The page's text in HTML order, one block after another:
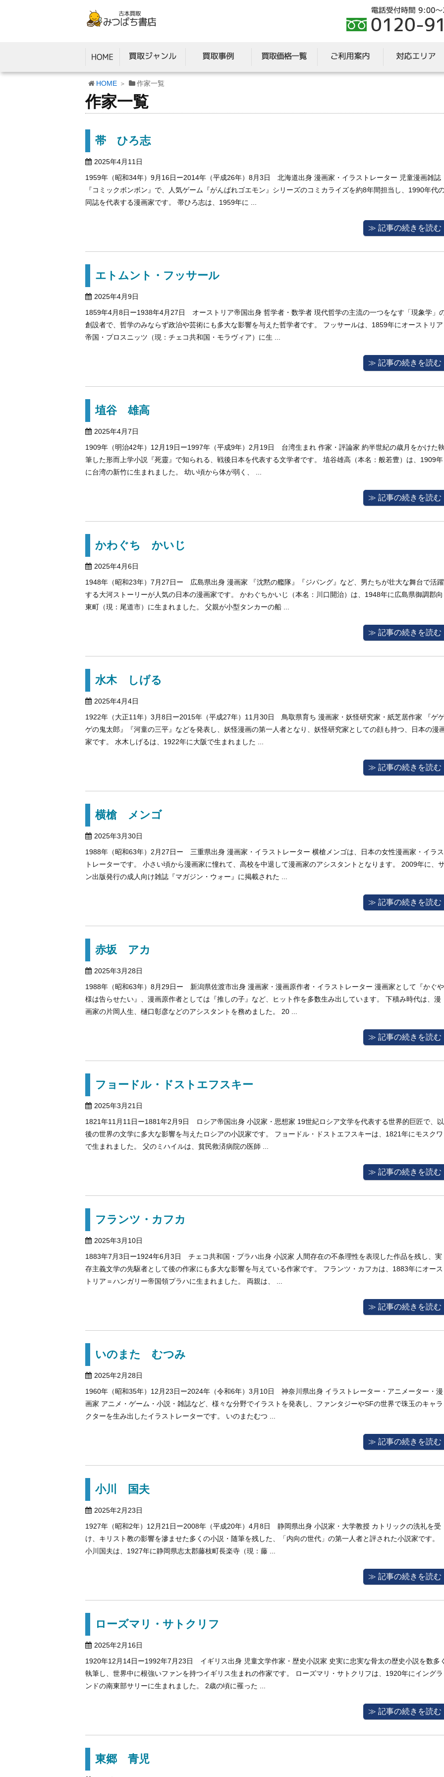
HOME 作家一覧
作家一覧
帯 ひろ志
2025年4月11日
1959年（昭和34年）9月16日ー2014年（平成26年）8月3日 北海道出身 漫画家・イラストレーター 児童漫画雑誌
『コミックボンボン』で、人気ゲーム『がんばれゴエモン』シリーズのコミカライズを約8年間担当し、1990年代
同誌を代表する漫画家です。 帯ひろ志は、1959年に ...
≫ 記事の続きを読む
エトムント・フッサール
2025年4月9日
1859年4月8日ー1938年4月27日 オーストリア帝国出身 哲学者・数学者 現代哲学の主流の一つをなす「現象学」
創設者で、哲学のみならず政治や芸術にも多大な影響を与えた哲学者です。 フッサールは、1859年にオーストリア
帝国・プロスニッツ（現：チェコ共和国・モラヴィア）に生 ...
≫ 記事の続きを読む
埴谷 雄高
2025年4月7日
1909年（明治42年）12月19日ー1997年（平成9年）2月19日 台湾生まれ 作家・評論家 約半世紀の歳月をかけた
筆した形而上学小説『死靈』で知られる、戦後日本を代表する文学者です。 埴谷雄高（本名：般若豊）は、1909年
に台湾の新竹に生まれました。 幼い頃から体が弱く、 ...
≫ 記事の続きを読む
かわぐち かいじ
2025年4月6日
1948年（昭和23年）7月27日ー 広島県出身 漫画家 『沈黙の艦隊』『ジパング』など、男たちが壮大な舞台で活躍
する大河ストーリーが人気の日本の漫画家です。 かわぐちかいじ（本名：川口開治）は、1948年に広島県御調郡向
東町（現：尾道市）に生まれました。 父親が小型タンカーの船 ...
≫ 記事の続きを読む
水木 しげる
2025年4月4日
1922年（大正11年）3月8日ー2015年（平成27年）11月30日 鳥取県育ち 漫画家・妖怪研究家・紙芝居作家 『ゲ
ゲの鬼太郎』『河童の三平』などを発表し、妖怪漫画の第一人者となり、妖怪研究家としての顔も持つ、日本の漫
家です。 水木しげるは、1922年に大阪で生まれました ...
≫ 記事の続きを読む
横槍 メンゴ
2025年3月30日
1988年（昭和63年）2月27日ー 三重県出身 漫画家・イラストレーター 横槍メンゴは、日本の女性漫画家・イラス
トレーターです。 小さい頃から漫画家に憧れて、高校を中退して漫画家のアシスタントとなります。 2009年に、
ン出版発行の成人向け雑誌『マガジン・ウォー』に掲載された ...
≫ 記事の続きを読む
赤坂 アカ
2025年3月28日
1988年（昭和63年）8月29日ー 新潟県佐渡市出身 漫画家・漫画原作者・イラストレーター 漫画家として『かぐや
様は告らせたい』、漫画原作者としては『推しの子』など、ヒット作を多数生み出しています。 下積み時代は、漫
画家の片岡人生、樋口彰彦などのアシスタントを務めました。 20 ...
≫ 記事の続きを読む
フョードル・ドストエフスキー
2025年3月21日
1821年11月11日ー1881年2月9日 ロシア帝国出身 小説家・思想家 19世紀ロシア文学を代表する世界的巨匠で、以
後の世界の文学に多大な影響を与えたロシアの小説家です。 フョードル・ドストエフスキーは、1821年にモスクワ
で生まれました。 父のミハイルは、貧民救済病院の医師 ...
≫ 記事の続きを読む
フランツ・カフカ
2025年3月10日
1883年7月3日ー1924年6月3日 チェコ共和国・プラハ出身 小説家 人間存在の不条理性を表現した作品を残し、実
存主義文学の先駆者として後の作家にも多大な影響を与えている作家です。 フランツ・カフカは、1883年にオース
トリア＝ハンガリー帝国領プラハに生まれました。 両親は、 ...
≫ 記事の続きを読む
いのまた むつみ
2025年2月28日
1960年（昭和35年）12月23日ー2024年（令和6年）3月10日 神奈川県出身 イラストレーター・アニメーター・漫
画家 アニメ・ゲーム・小説・雑誌など、様々な分野でイラストを発表し、ファンタジーやSFの世界で珠玉のキャラ
クターを生み出したイラストレーターです。 いのまたむつ ...
≫ 記事の続きを読む
小川 国夫
2025年2月23日
1927年（昭和2年）12月21日ー2008年（平成20年）4月8日 静岡県出身 小説家・大学教授 カトリックの洗礼を受
け、キリスト教の影響を滲ませた多くの小説・随筆を残した、「内向の世代」の第一人者と評された小説家です。
小川国夫は、1927年に静岡県志太郡藤枝町長楽寺（現：藤 ...
≫ 記事の続きを読む
ローズマリ・サトクリフ
2025年2月16日
1920年12月14日ー1992年7月23日 イギリス出身 児童文学作家・歴史小説家 史実に忠実な骨太の歴史小説を数多
執筆し、世界中に根強いファンを持つイギリス生まれの作家です。 ローズマリ・サトクリフは、1920年にイングラ
ンドの南東部サリーに生まれました。 2歳の頃に罹った ...
≫ 記事の続きを読む
東郷 青児